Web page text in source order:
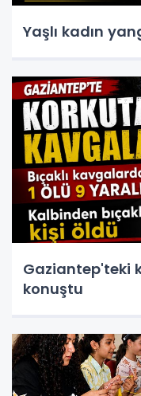
Yaşlı kadın
Gaziantep'teki
konuştu